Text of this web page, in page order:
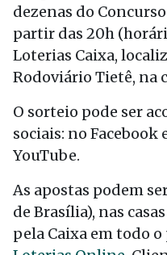
dezenas do
partir das 20h
Loterias Caixa,
Rodoviário Tietê, na
O sorteio pode ser
sociais: no Facebook
YouTube.
As apostas podem
de Brasília), nas
pela Caixa em todo